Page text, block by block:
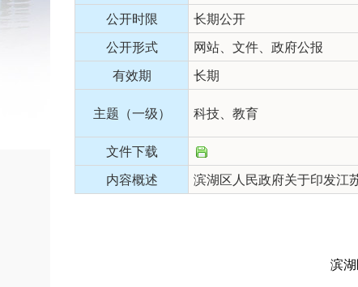
公开时限 长期公开
公开形式 网站、文件、政府公报
有效期 长期
主题（一级） 科技、教育
文件下载
内容概述 滨湖区人民政府关于印发江
滨